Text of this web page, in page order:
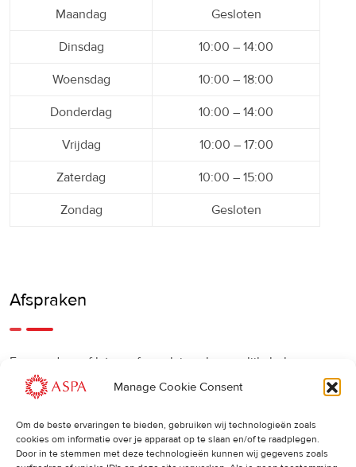
Manage Cookie Consent
Om de beste ervaringen te bieden, gebruiken wij technologieën zoals
cookies om informatie over je apparaat op te slaan en/of te raadplegen.
Door in te stemmen met deze technologieën kunnen wij gegevens zoals
Maandag Gesloten
Dinsdag 10:00 – 14:00
Woensdag 10:00 – 18:00
Donderdag 10:00 – 14:00
Vrijdag 10:00 – 17:00
Zaterdag 10:00 – 15:00
Zondag Gesloten
Afspraken
Een eerdere of latere afspraak is ook mogelijk, bel ons
gerust.
Cancellations: